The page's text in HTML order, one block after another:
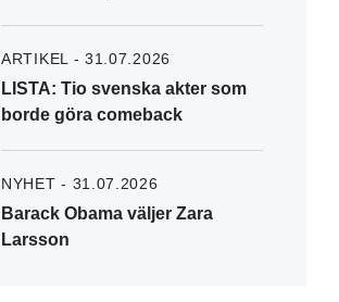
ARTIKEL - 31.07.2026
LISTA: Tio svenska akter som
borde göra comeback
NYHET - 31.07.2026
Barack Obama väljer Zara
Larsson